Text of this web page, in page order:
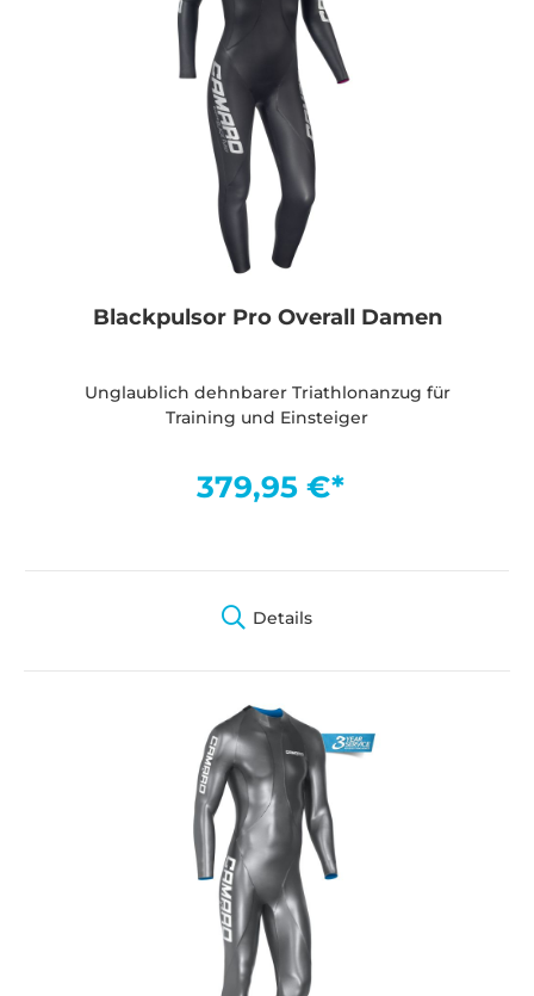
Blackpulsor Pro Overall Damen
Unglaublich dehnbarer Triathlonanzug für
Training und Einsteiger
379,95 €*
Details